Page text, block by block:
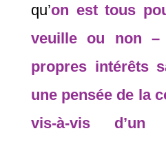
qu’on est tous
veuille ou non
propres intérêts
une pensée de la
vis-à-vis d’un